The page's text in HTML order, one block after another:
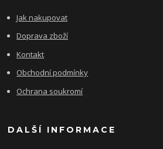
Jak nakupovat
Doprava zboží
Kontakt
Obchodní podmínky
Ochrana soukromí
DALŠÍ INFORMACE